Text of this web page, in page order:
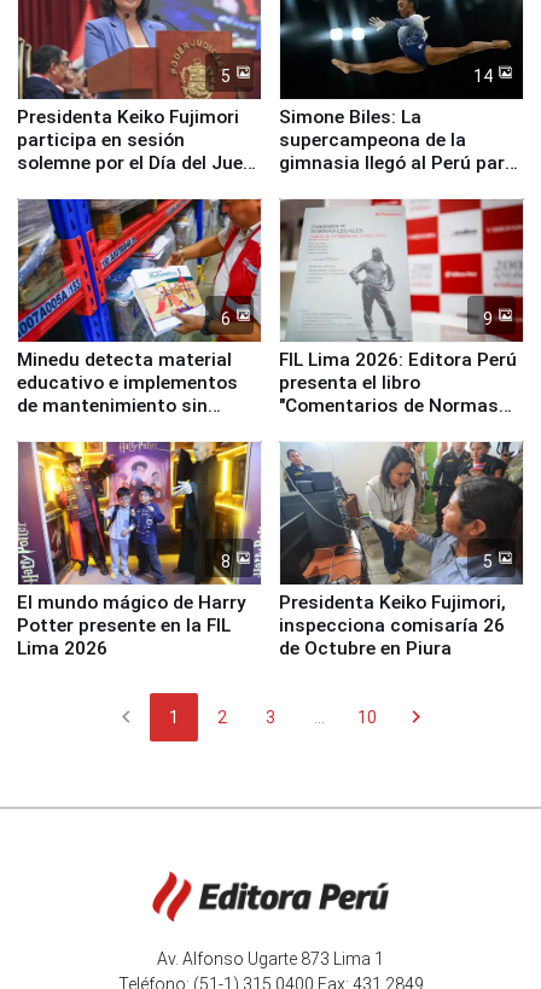
5
Presidenta Keiko Fujimori
participa en sesión
solemne por el Día del Juez
14
Simone Biles: La
supercampeona de la
gimnasia llegó al Perú para
Panamericanos Lima 2027
6
Minedu detecta material
educativo e implementos
de mantenimiento sin
la UGEL 2
9
FIL Lima 2026: Editora Perú
presenta el libro
"Comentarios de Normas
Derecho Colectivo"
8
El mundo mágico de Harry
Potter presente en la FIL
Lima 2026
5
Presidenta Keiko Fujimori,
inspecciona comisaría 26
de Octubre en Piura
chevron_left 1 2 3 10 chevron_right
Av. Alfonso Ugarte 873 Lima 1
Teléfono: (51-1) 315 0400 Fax: 431 2849